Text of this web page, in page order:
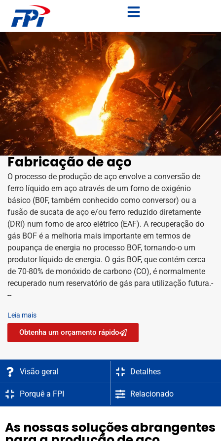
Fabricação de aço
O processo de produção de aço envolve a conversão de
ferro líquido em aço através de um forno de oxigénio
básico (B0F, também conhecido como conversor) ou a
fusão de sucata de aço e/ou ferro reduzido diretamente
(DRl) num forno de arco elétrico (EAF). A recuperação do
gás BOF é a melhoria mais importante em termos de
poupança de energia no processo BOF, tornando-o um
produtor líquido de energia. O gás BOF, que contém cerca
de 70-80% de monóxido de carbono (CO), é normalmente
recuperado num reservatório de gás para utilização futura.-
--
Leia mais
Obtenha um orçamento rápido
Visão geral Detalhes
Porquê a FPI Relacionado
As nossas soluções abrangentes